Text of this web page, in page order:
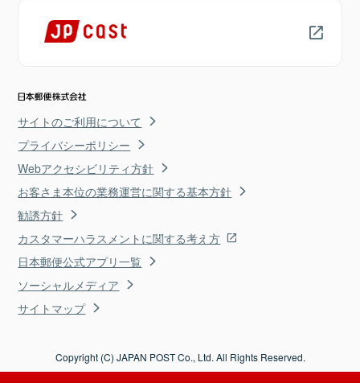
サイトのご利用について
プライバシーポリシー
Webアクセシビリティ方針
お客さま本位の業務運営に関する基本方針
勧誘方針
カスタマーハラスメントに関する考え方
日本郵便公式アプリ一覧
ソーシャルメディア
サイトマップ
Copyright (C) JAPAN POST Co., Ltd. All Rights Reserved.